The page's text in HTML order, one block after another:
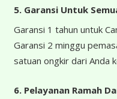
5. Garansi Untuk
Garansi 1 tahun untuk
Garansi 2 minggu
satuan ongkir dari Anda
6. Pelayanan Ramah